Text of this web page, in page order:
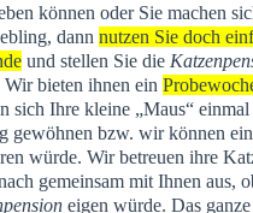
können oder Sie machen
dannnutzen Sie doch
und stellen Sie die
Wir bieten ihnen ein
sich Ihre kleine „Maus“ einmal
gewöhnen bzw. wir können
würde. Wir betreuen ihre
gemeinsam mit Ihnen aus,
eigen würde. Das